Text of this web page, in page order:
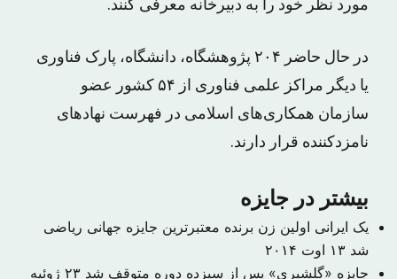
مورد نظر خود را به دبیرخانه معرفی کنند.
در حال حاضر ۲۰۴ پژوهشگاه، دانشگاه، پارک فناوری
یا دیگر مراکز علمی فناوری از ۵۴ کشور عضو
سازمان همکاری‌های اسلامی در فهرست نهادهای
نامزدکننده قرار دارند.
بیشتر در جایزه
یک ایرانی اولین زن برنده معتبرترین جایزه جهانی ریاضی
شد ۱۳ اوت ۲۰۱۴
جایزه «گلشیری» پس از سیزده دوره متوقف شد
۲۳ ژوئیه